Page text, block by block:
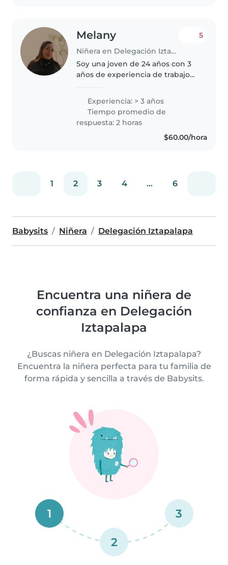
Melany
Niñera en Delegación Iztapalapa
5
Soy una joven de 24 años con 3
años de experiencia de trabajo
desde bebés hasta niños de
primaria. Aunque no tengo
certificación de primeros
auxilios,..
Experiencia: > 3 años
Tiempo promedio de
respuesta: 2 horas
$60.00/hora
1 2 3 4 ... 6
Babysits Niñera Delegación Iztapalapa
Encuentra una niñera de
confianza en Delegación
Iztapalapa
¿Buscas niñera en Delegación Iztapalapa?
Encuentra la niñera perfecta para tu familia de
forma rápida y sencilla a través de Babysits.
1
2
3